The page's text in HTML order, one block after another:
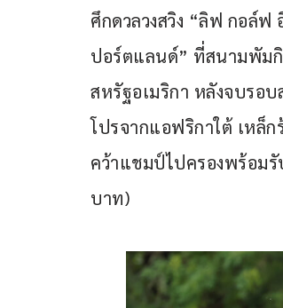
ศึกดวลวงสวิง “ลิฟ กอล์
ปอร์ตแลนด์” ที่สนามพัมกิ
สหรัฐอเมริกา หลังจบรอ
โปรจากแอฟริกาใต้ เหล็
คว้าแชมป์ไปครองพร้อมรั
บาท)